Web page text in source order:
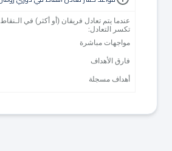
عندما يتم تعادل فريقان (أو أكثر) في
تكسر التعادل:
مواجهات مباشرة
فارق الأهداف
أهداف مسجلة